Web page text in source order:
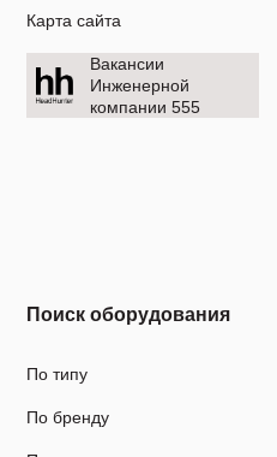
Карта сайта
Вакансии
Инженерной
компании 555
Поиск оборудования
По типу
По бренду